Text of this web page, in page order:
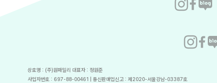
상호명 : (주)원패밀리 대표자 : 정원준
사업자번호 : 697-88-00461 | 통신판매업신고 : 제2020-서울강남-03387호